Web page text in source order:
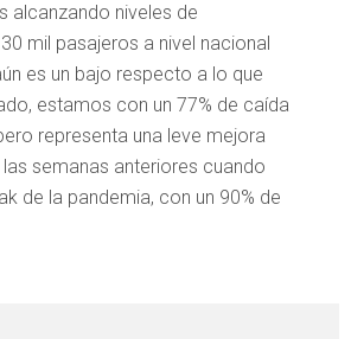
alcanzando niveles de
mil pasajeros a nivel nacional
es un bajo respecto a lo que
estamos con un 77% de caída
representa una leve mejora
semanas anteriores cuando
de la pandemia, con un 90% de